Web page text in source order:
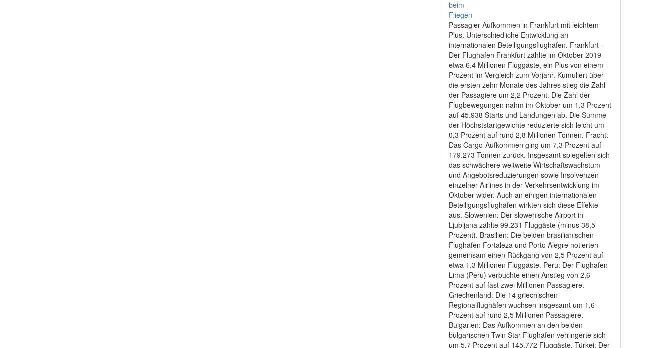
Passagier-Aufkommen in Frankfurt mit leichtem
Plus. Unterschiedliche Entwicklung an
internationalen Beteiligungsflughäfen. Frankfurt -
Der Flughafen Frankfurt zählte im Oktober 2019
etwa 6,4 Millionen Fluggäste, ein Plus von einem
Prozent im Vergleich zum Vorjahr. Kumuliert über
die ersten zehn Monate des Jahres stieg die Zahl
der Passagiere um 2,2 Prozent. Die Zahl der
Flugbewegungen nahm im Oktober um 1,3 Prozent
auf 45.938 Starts und Landungen ab. Die Summe
der Höchststartgewichte reduzierte sich leicht um
0,3 Prozent auf rund 2,8 Millionen Tonnen. Fracht:
Das Cargo-Aufkommen ging um 7,3 Prozent auf
179.273 Tonnen zurück. Insgesamt spiegelten sich
das schwächere weltweite Wirtschaftswachstum
und Angebotsreduzierungen sowie Insolvenzen
einzelner Airlines in der Verkehrsentwicklung im
Oktober wider. Auch an einigen internationalen
Beteiligungsflughäfen wirkten sich diese Effekte
aus. Slowenien: Der slowenische Airport in
Ljubljana zählte 99.231 Fluggäste (minus 38,5
Prozent). Brasilien: Die beiden brasilianischen
Flughäfen Fortaleza und Porto Alegre notierten
gemeinsam einen Rückgang von 2,5 Prozent auf
etwa 1,3 Millionen Fluggäste. Peru: Der Flughafen
Lima (Peru) verbuchte einen Anstieg von 2,6
Prozent auf fast zwei Millionen Passagiere.
Griechenland: Die 14 griechischen
Regionalflughäfen wuchsen insgesamt um 1,6
Prozent auf rund 2,5 Millionen Passagiere.
Bulgarien: Das Aufkommen an den beiden
bulgarischen Twin Star-Flughäfen verringerte sich
um 5,7 Prozent auf 145.772 Fluggäste. Türkei: Der